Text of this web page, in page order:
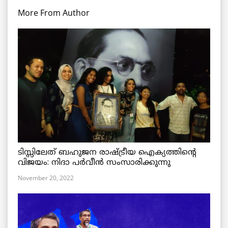
More From Author
ടിസ്സിലേത് ബഹുജന രാഷ്ട്രീയ ഐക്യത്തിന്റെ
വിജയം: നിദാ പർവീൻ സംസാരിക്കുന്നു
November 20, 2022